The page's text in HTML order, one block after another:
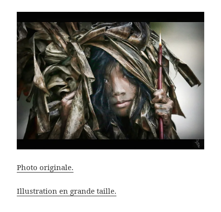
Photo originale.
Illustration en grande taille.